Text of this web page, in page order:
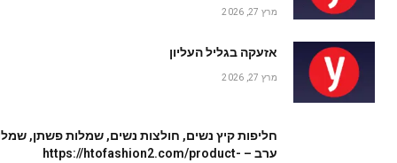
מרץ 27, 2026
אזעקה בגליל העליון
מרץ 27, 2026
חליפות קיץ נשים, חולצות נשים, שמלות פשתן,
ערב – https://htofashion2.com/product-